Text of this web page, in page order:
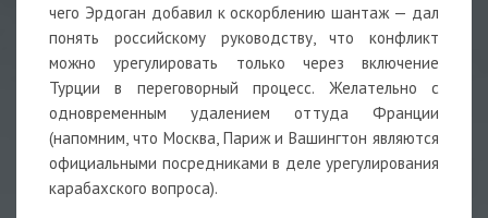
чего Эрдоган добавил к оскорблению шантаж — дал
понять российскому руководству, что конфликт
можно урегулировать только через включение
Турции в переговорный процесс. Желательно с
одновременным удалением оттуда Франции
(напомним, что Москва, Париж и Вашингтон являются
официальными посредниками в деле урегулирования
карабахского вопроса).